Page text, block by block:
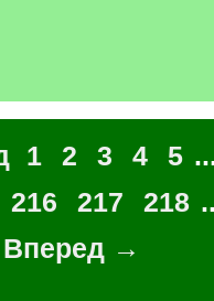
1 2 3 4 5
216 217 218
Вперед →